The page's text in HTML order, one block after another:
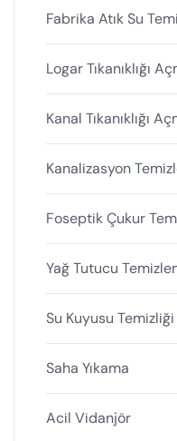
Fabrika Atık Su
Logar Tıkanıklığı
Kanal Tıkanıklığı
Kanalizasyon
Foseptik Çukur
Yağ Tutucu
Su Kuyusu Temizliği
Saha Yıkama
Acil Vidanjör